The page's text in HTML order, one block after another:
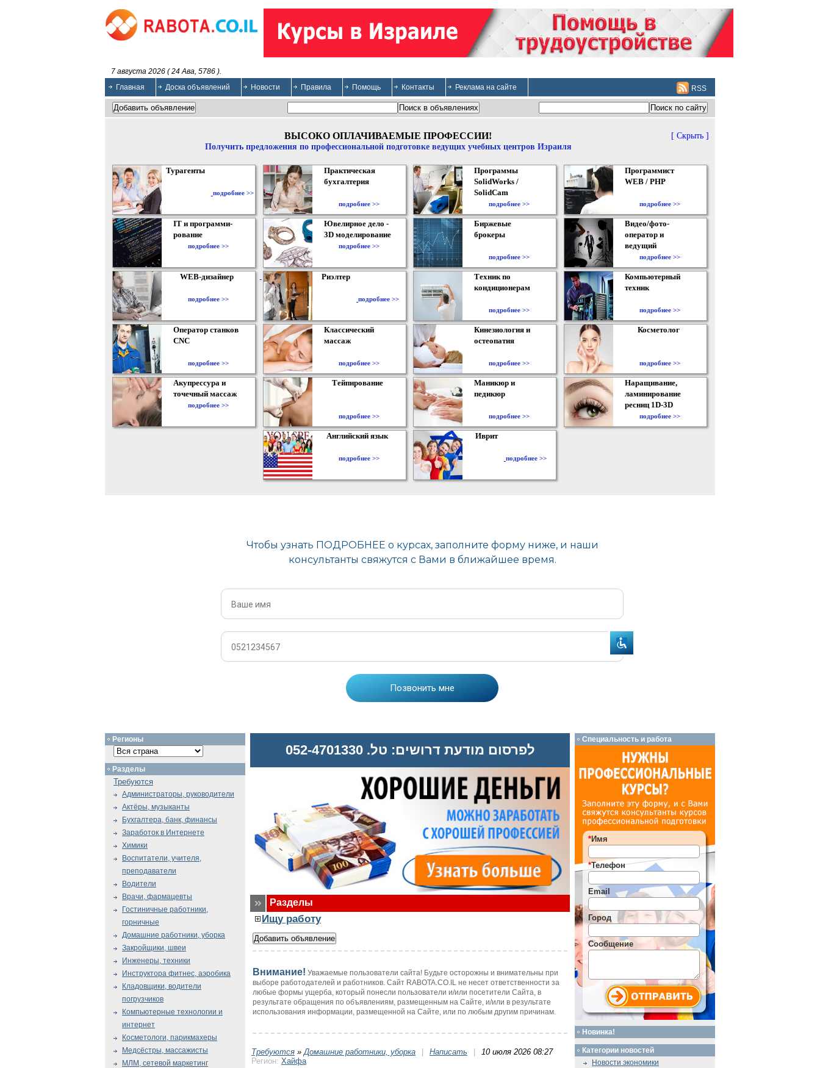
7 августа 2026 ( 24 Ава, 5786 ).
Главная
Доска объявлений Новости Правила Помощь Контакты Реклама на сайте RSS
[ Скрыть ]
ВЫСОКО ОПЛАЧИВАЕМЫЕ ПРОФЕССИИ!
Получить предложения по профессиональной подготовке ведущих учебных центров Израиля
Турагенты
подробнее >>
Практическая
бухгалтерия
подробнее >>
Программы
SolidWorks /
SolidCam
подробнее >>
Программист
WEB / PHP
подробнее >>
IT и программи-
рование
подробнее >>
Ювелирное дело -
3D моделирование
подробнее >>
Биржевые
брокеры
подробнее >>
Видео/фото-
оператор и
ведущий
подробнее >>
WEB-дизайнер
подробнее >>
Риэлтер
подробнее >>
Техник по
кондиционерам
подробнее >>
Компьютерный
техник
подробнее >>
Оператор станков
CNC
подробнее >>
Классический
массаж
подробнее >>
Кинезиология и
остеопатия
подробнее >>
Косметолог
подробнее >>
Акупрессура и
точечный массаж
подробнее >>
Тейпирование
подробнее >>
Маникюр и
педикюр
подробнее >>
Наращивание,
ламинирование
ресниц 1D-3D
подробнее >>
Английский язык
подробнее >>
Иврит
подробнее >>
לפרסום מודעת דרושים: טל. 052-4701330
Разделы
Ищу работу
Внимание! Уважаемые пользователи сайта! Будьте осторожны и внимательны при
выборе работодателей и работников. Сайт RABOTA.CO.IL не несет ответственности за
любые формы ущерба, который понесли пользователи и/или посетители Сайта, в
результате обращения по объявлениям, размещенным на Сайте, и/или в результате
использования информации, размещенной на Сайте, или по любым другим причинам.
Требуются » Домашние работники, уборка | Написать |
10 июля 2026 08:27
Регион: Хайфа
Регионы
Разделы
Требуются
Администраторы, руководители
Актёры, музыканты
Бухгалтера, банк, финансы
Заработок в Интернете
Химики
Воспитатели, учителя,
преподаватели
Водители
Врачи, фармацевты
Гостиничные работники,
горничные
Домашние работники, уборка
Закройщики, швеи
Инженеры, техники
Инструктора фитнес, аэробика
Кладовщики, водители
погрузчиков
Компьютерные технологии и
интернет
Косметологи, парикмахеры
Медсёстры, массажисты
МЛМ, сетевой маркетинг
Специальность и работа
*Имя
*Телефон
Email
Город
Сообщение
Новинка!
Категории новостей
Новости экономики